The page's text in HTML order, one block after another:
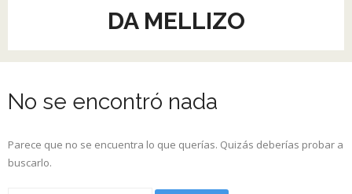
DA MELLIZO
No se encontró nada
Parece que no se encuentra lo que querías. Quizás deberías probar a
buscarlo.